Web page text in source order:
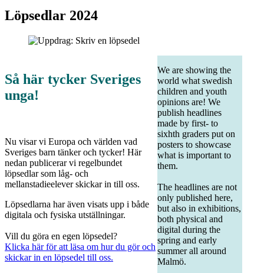
Löpsedlar 2024
Så här tycker Sveriges
unga!
Nu visar vi Europa och världen vad
Sveriges barn tänker och tycker! Här
nedan publicerar vi regelbundet
löpsedlar som låg- och
mellanstadieelever skickar in till oss.
Löpsedlarna har även visats upp i både
digitala och fysiska utställningar.
Vill du göra en egen löpsedel?
Klicka här för att läsa om hur du gör och
skickar in en löpsedel till oss.
We are showing the
world what swedish
children and youth
opinions are! We
publish headlines
made by first- to
sixhth graders put on
posters to showcase
what is important to
them.
The headlines are not
only published here,
but also in exhibitions,
both physical and
digital during the
spring and early
summer all around
Malmö.